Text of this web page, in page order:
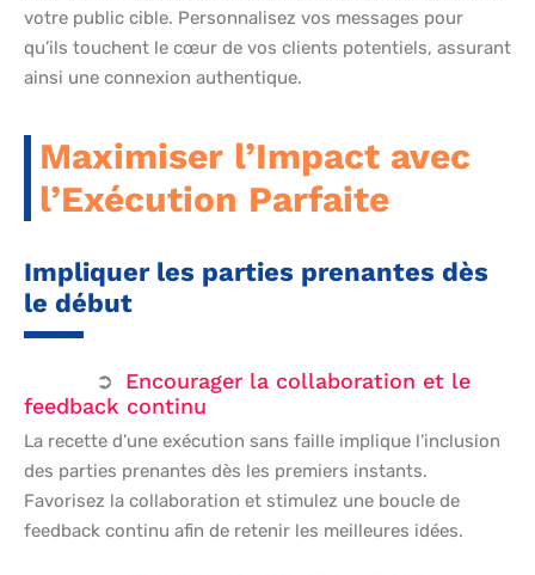
votre public cible. Personnalisez vos messages pour
qu’ils touchent le cœur de vos clients potentiels, assurant
ainsi une connexion authentique.
Maximiser l’Impact avec
l’Exécution Parfaite
Impliquer les parties prenantes dès
le début
Encourager la collaboration et le
feedback continu
La recette d’une exécution sans faille implique l’inclusion
des parties prenantes dès les premiers instants.
Favorisez la collaboration et stimulez une boucle de
feedback continu afin de retenir les meilleures idées.